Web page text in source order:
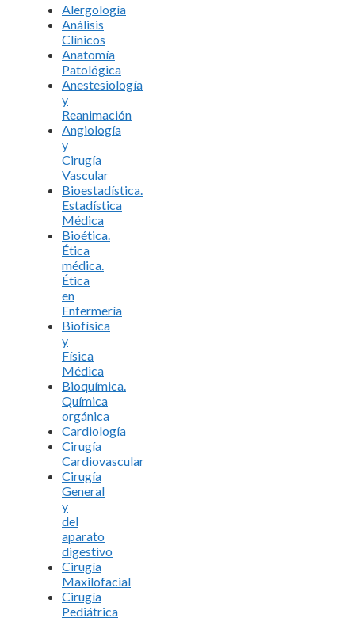
Alergología
Análisis
Clínicos
Anatomía
Patológica
Anestesiología
y
Reanimación
Angiología
y
Cirugía
Vascular
Bioestadística.
Estadística
Médica
Bioética.
Ética
médica.
Ética
en
Enfermería
Biofísica
y
Física
Médica
Bioquímica.
Química
orgánica
Cardiología
Cirugía
Cardiovascular
Cirugía
General
y
del
aparato
digestivo
Cirugía
Maxilofacial
Cirugía
Pediátrica